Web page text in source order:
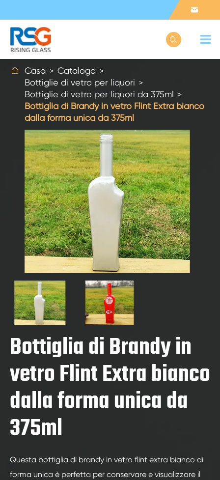


 Casa
Catalogo
Bottiglie di vetro per liquori
Bottiglie di vetro per liquori da 375ml
Bottiglia di Brandy in vetro Flint Extra bianco
dalla forma unica da 375ml
Bottiglia di Brandy in
vetro Flint Extra bianco
dalla forma unica da
375ml
Questa bottiglia di brandy in vetro flint extra bianco di
forma unica è perfetta per conservare e visualizzare il